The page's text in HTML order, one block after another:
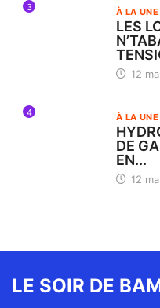
3 À LA UNE
LES
12
4 À LA UNE
DE
EN...
12
LE SOIR DE